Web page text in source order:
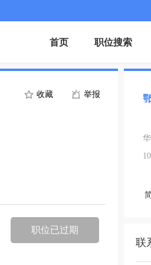
首页 职位搜索
收藏 举报
职位已过期
联